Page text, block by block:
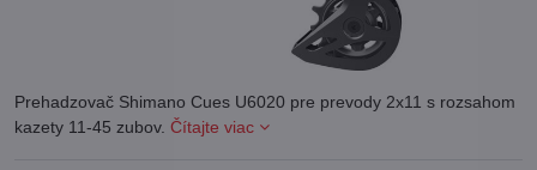
Prehadzovač Shimano Cues U6020 pre prevody 2x11 s rozsahom
kazety 11-45 zubov. Čítajte viac